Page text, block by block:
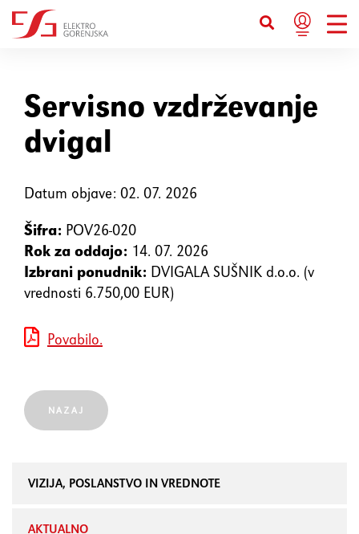
VIZIJA, POSLANSTVO IN VREDNOTE
AKTUALNO
Servisno vzdrževanje
dvigal
Datum objave: 02. 07. 2026
Šifra: POV26-020
Rok za oddajo: 14. 07. 2026
Izbrani ponudnik: DVIGALA SUŠNIK d.o.o. (v
vrednosti 6.750,00 EUR)
Povabilo.
NAZAJ
s tipkovnico
Prikaže možnosti dostopnosti
Prikaže kazalo strani
Skoči na glavno vsebino
Vrne se na domačo stran
Zapre pojavno okno / meni
Premakne fokus na naslednji
Premakne fokus na prejšnji
Potrdi/klikne fokusiran